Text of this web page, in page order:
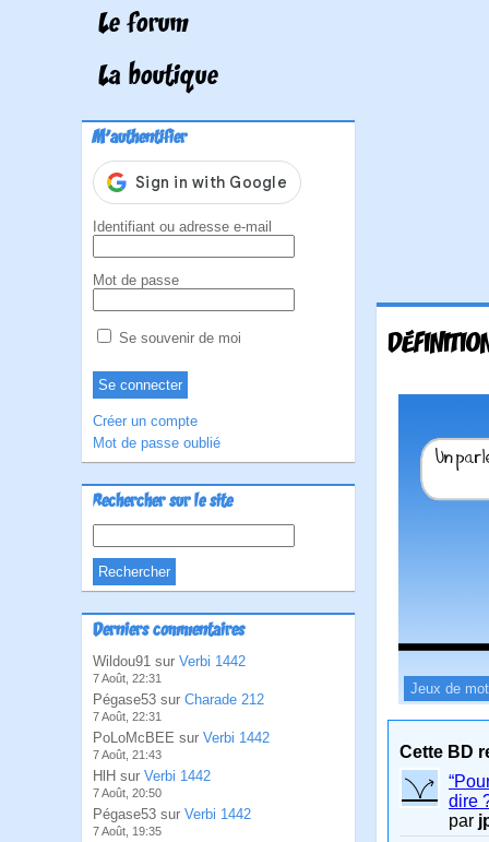
Le forum
La boutique
M'authentifier
Identifiant ou adresse e-mail
Mot de passe
Se souvenir de moi
Créer un compte
Mot de passe oublié
Rechercher sur le site
Derniers commentaires
Wildou91 sur Verbi 1442
7 Août, 22:31
Pégase53 sur Charade 212
7 Août, 22:31
PoLoMcBEE sur Verbi 1442
7 Août, 21:43
HlH sur Verbi 1442
7 Août, 20:50
Pégase53 sur Verbi 1442
7 Août, 19:35
Jeux de
Cette BD
dire
par